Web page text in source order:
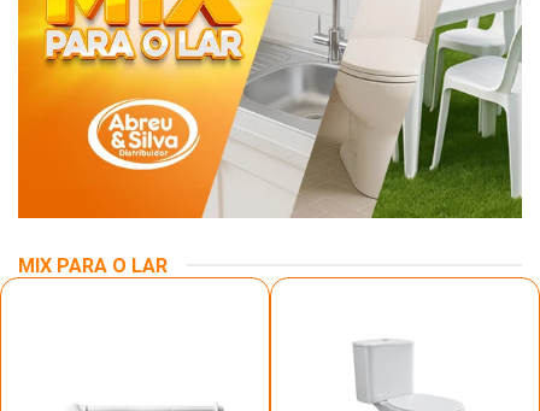
MIX PARA O LAR